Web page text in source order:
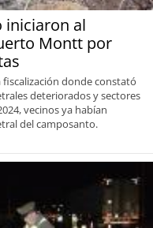
iniciaron al
Montt por
donde constató
deteriorados y sectores
vecinos ya habían
del camposanto.